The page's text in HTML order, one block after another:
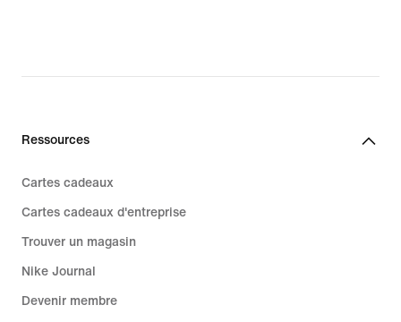
59,99 €
Ressources
Cartes cadeaux
Cartes cadeaux d'entreprise
Trouver un magasin
Nike Journal
Devenir membre